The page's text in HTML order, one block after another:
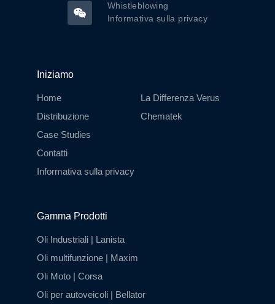
Whistleblowing
Informativa sulla privacy
Iniziamo
Home
Distribuzione
Case Studies
Contatti
Informativa sulla privacy
La Differenza Verus
Chematek
Gamma Prodotti
Oli Industriali | Lanista
Oli multifunzione | Maxim
Oli Moto | Corsa
Oli per autoveicoli | Bellator